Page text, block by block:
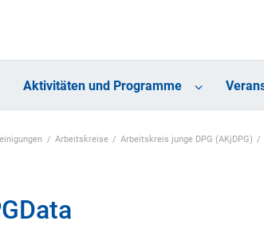
Aktivitäten und Programme
Arbeitskreise Arbeitskreis junge DPG (AKjDPG)